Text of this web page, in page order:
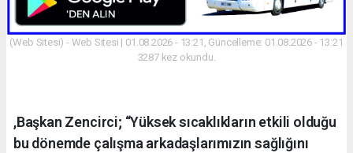
(Web Sitesi) - Web Sitesi | 01.08.2026 - 13:21, Güncelleme: 01.08.2026 - 13:21
3287 kez okundu.
,Başkan Zencirci; “Yüksek sıcaklıkların etkili olduğu
bu dönemde çalışma arkadaşlarımızın sağlığını